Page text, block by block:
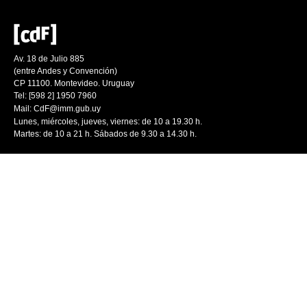
Av. 18 de Julio 885
(entre Andes y Convención)
CP 11100. Montevideo. Uruguay
Tel: [598 2] 1950 7960
Mail: CdF@imm.gub.uy
Lunes, miércoles, jueves, viernes: de 10 a 19.30 h.
Martes: de 10 a 21 h. Sábados de 9.30 a 14.30 h.